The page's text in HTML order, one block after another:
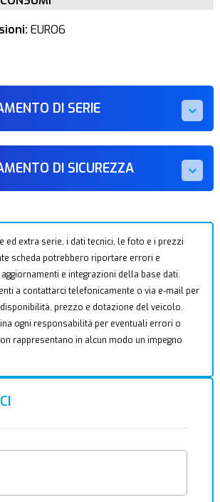
EURO6
DI SERIE
DI SICUREZZA
ed extra serie, i dati tecnici, le foto e i prezzi
scheda potrebbero riportare errori e
e integrazioni della base dati.
a contattarci telefonicamente o via e-mail per
prezzo e dotazione del veicolo.
ogni responsabilità per eventuali errori o
rappresentano in alcun modo un impegno